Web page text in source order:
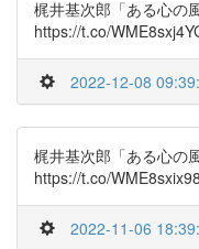
梶井基次郎「ある心の
https://t.co/
2022-12-08
梶井基次郎「ある心の
https://t.co/WME8sxix98
2022-11-06